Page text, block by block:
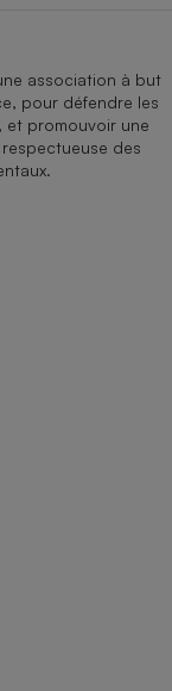
association à but
pour défendre les
et promouvoir une
des